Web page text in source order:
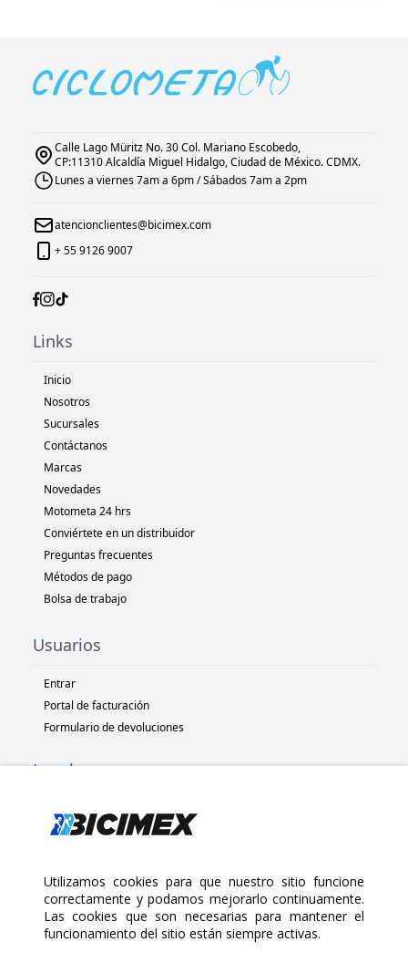
$250.00
Calle Lago Müritz No. 30 Col. Mariano Escobedo,
CP:11310 Alcaldía Miguel Hidalgo, Ciudad de México. CDMX.
Lunes a viernes 7am a 6pm / Sábados 7am a 2pm
atencionclientes@bicimex.com
+ 55 9126 9007
Links
Inicio
Nosotros
Sucursales
Contáctanos
Marcas
Novedades
Motometa 24 hrs
Conviértete en un distribuidor
Preguntas frecuentes
Métodos de pago
Bolsa de trabajo
Usuarios
Entrar
Portal de facturación
Formulario de devoluciones
Legal
Políticas de privacidad
Políticas de devolución
Copyright 2025 Bicimex®. All rights reserved. Today is Jueves,
Agosto 6, 2026
Utilizamos cookies para que nuestro sitio funcione
correctamente y podamos mejorarlo continuamente.
Las cookies que son necesarias para mantener el
funcionamiento del sitio están siempre activas.